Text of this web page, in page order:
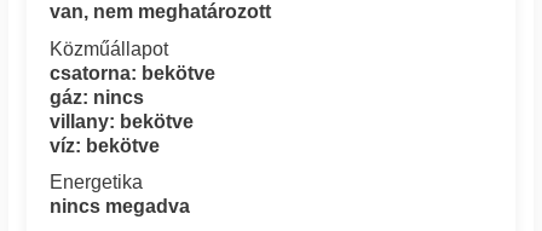
van, nem meghatározott
Közműállapot
csatorna: bekötve
gáz: nincs
villany: bekötve
víz: bekötve
Energetika
nincs megadva